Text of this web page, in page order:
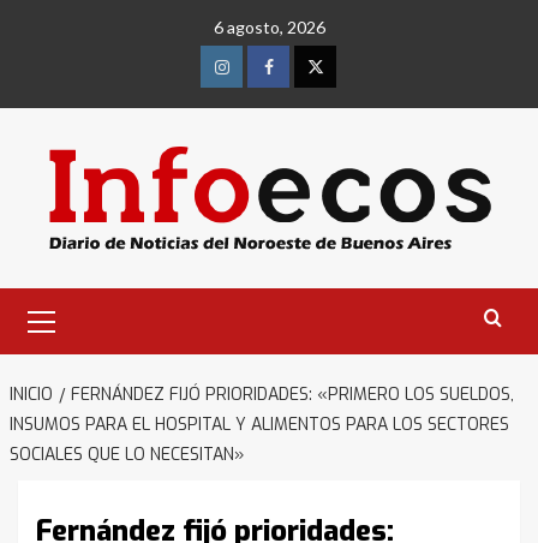
6 agosto, 2026
InstagramFacebookTwitter
primario
INICIO
FERNÁNDEZ FIJÓ PRIORIDADES: «PRIMERO LOS SUELDOS,
INSUMOS PARA EL HOSPITAL Y ALIMENTOS PARA LOS SECTORES
SOCIALES QUE LO NECESITAN»
Fernández fijó prioridades: